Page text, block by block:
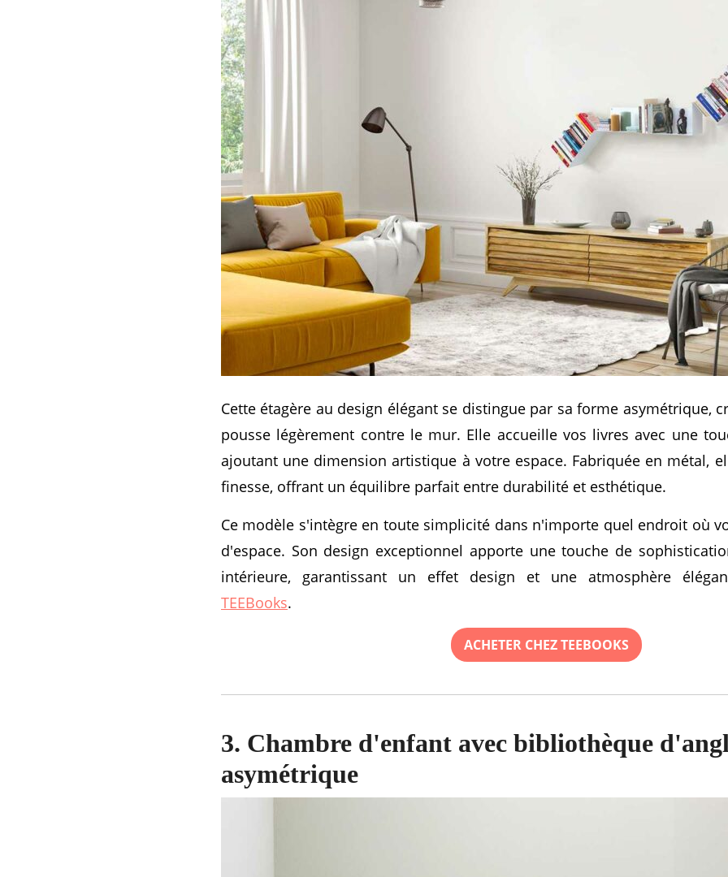
Cette étagère au design élégant se distingue par sa forme asymétrique,
pousse légèrement contre le mur. Elle accueille vos livres avec une
ajoutant une dimension artistique à votre espace. Fabriquée en métal,
finesse, offrant un équilibre parfait entre durabilité et esthétique.
Ce modèle s'intègre en toute simplicité dans n'importe quel endroit où
d'espace. Son design exceptionnel apporte une touche de
intérieure, garantissant un effet design et une atmosphère
TEEBooks.
ACHETER CHEZ TEEBOOKS
3. Chambre d'enfant avec bibliothèque
asymétrique